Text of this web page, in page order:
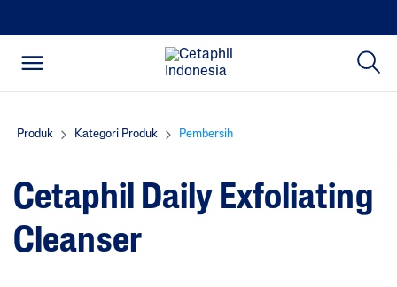
Produk Kategori Produk Pembersih
Cetaphil Daily Exfoliating
Cleanser